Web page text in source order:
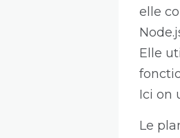
elle
Elle
Ici on
Le